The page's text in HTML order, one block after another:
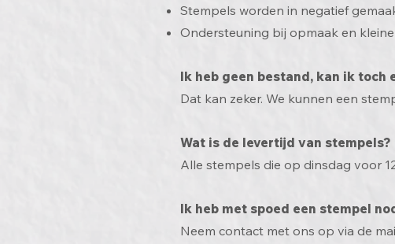
Stempels worden in negatief
Ondersteuning bij opmaak en
Ik heb geen bestand, kan ik toch
Dat kan zeker. We kunnen een
Wat is de levertijd van stempels?
Alle stempels die op dinsdag voor
Ik heb met spoed een stempel
Neem contact met ons op via de